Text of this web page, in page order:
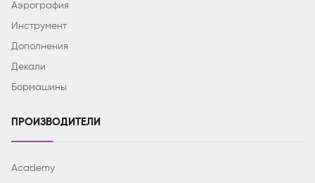
Аэрография
Инструмент
Дополнения
Декали
Бормашины
ПРОИЗВОДИТЕЛИ
Academy